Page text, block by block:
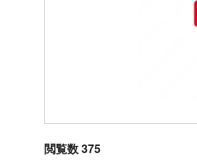
閲覧数 375